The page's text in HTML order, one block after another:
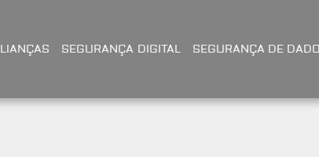
SEGURANÇA DIGITAL SEGURANÇA DE